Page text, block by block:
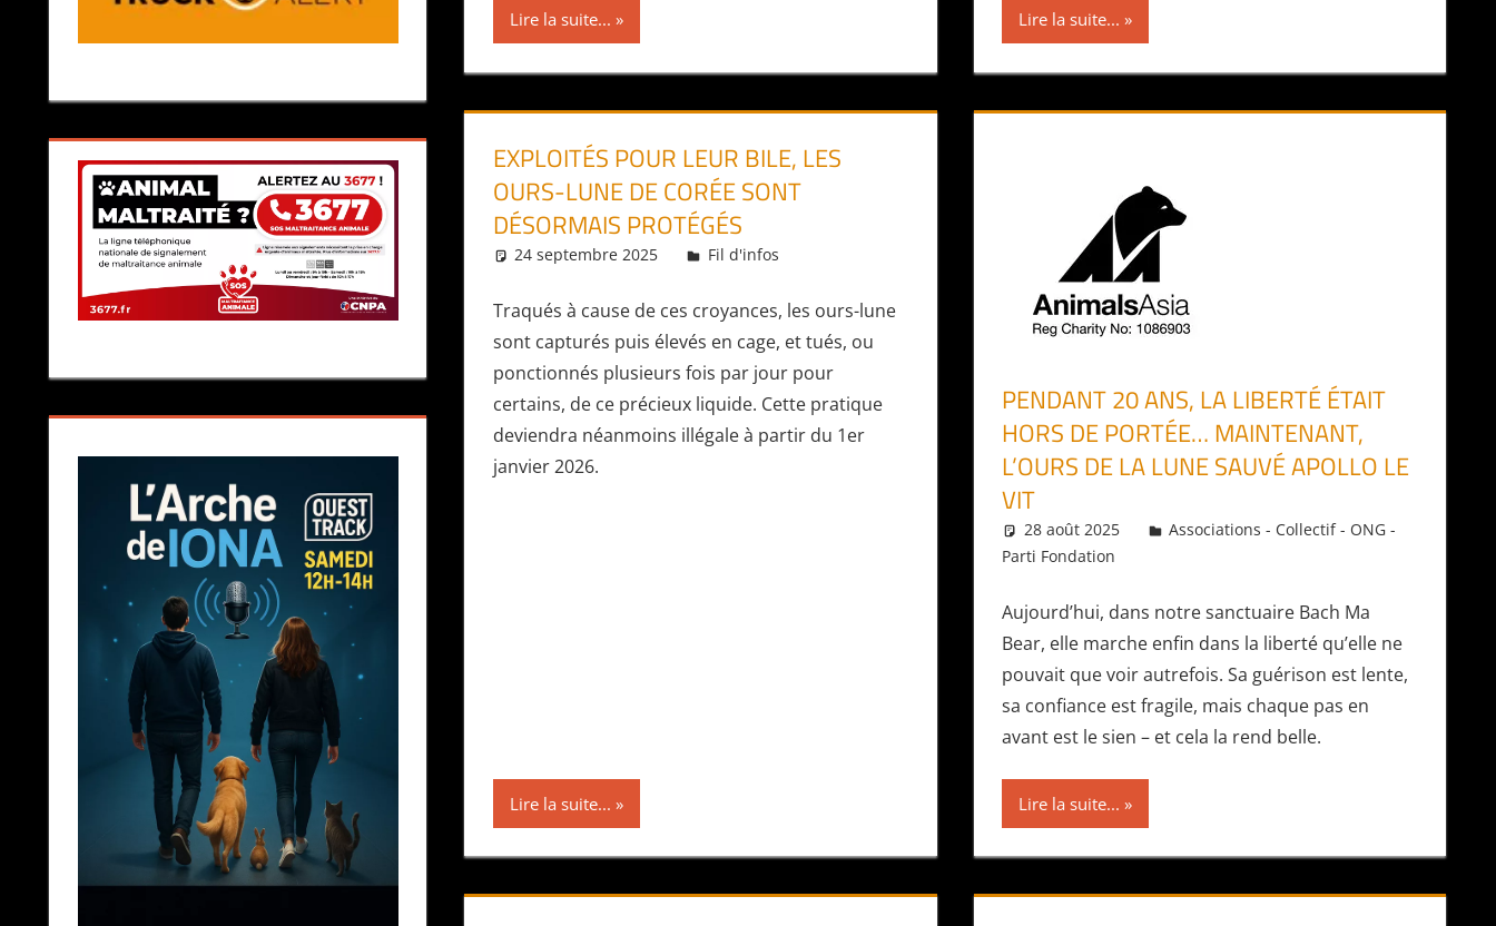
Lire la suite... Lire la suite...
EXPLOITÉS POUR LEUR BILE, LES
OURS-LUNE DE CORÉE SONT
DÉSORMAIS PROTÉGÉS
24 septembre 2025 Daniel
Fil d'infos
Traqués à cause de ces croyances, les ours-lune
sont capturés puis élevés en cage, et tués, ou
ponctionnés plusieurs fois par jour pour
certains, de ce précieux liquide. Cette pratique
deviendra néanmoins illégale à partir du 1er
janvier 2026.
Lire la suite...
PENDANT 20 ANS, LA LIBERTÉ ÉTAIT
HORS DE PORTÉE… MAINTENANT,
L’OURS DE LA LUNE SAUVÉ APOLLO LE
VIT
28 août 2025 Daniel
Associations - Collectif - ONG -
Parti Fondation
Aujourd’hui, dans notre sanctuaire Bach Ma
Bear, elle marche enfin dans la liberté qu’elle ne
pouvait que voir autrefois. Sa guérison est lente,
sa confiance est fragile, mais chaque pas en
avant est le sien – et cela la rend belle.
Lire la suite...